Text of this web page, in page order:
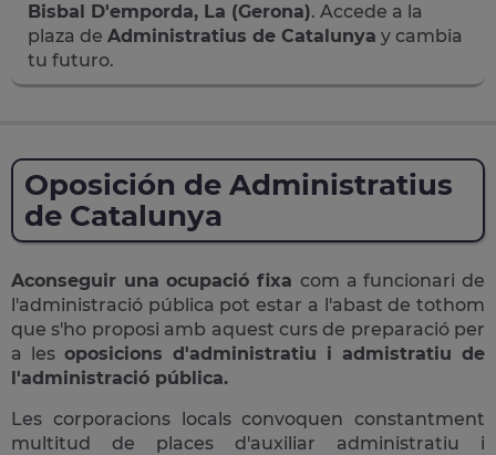
Bisbal D'emporda, La (Gerona). Accede a la
plaza de Administratius de Catalunya y cambia
tu futuro.
Oposición de Administratius
de Catalunya
Aconseguir una ocupació fixa com a funcionari de
l'administració pública pot estar a l'abast de tothom
que s'ho proposi amb aquest curs de preparació per
a les oposicions d'administratiu i admistratiu de
l'administració pública.
Les corporacions locals convoquen constantment
multitud de places d'auxiliar administratiu i